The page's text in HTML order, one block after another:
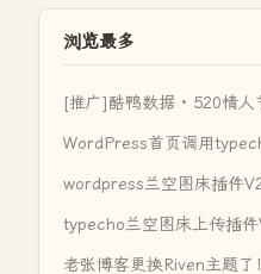
浏览最多
[推广]酷鸭数据 · 520情人
WordPress首页调用
wordpress兰空图床插件
typecho兰空图床上传插件
老张博客更换Riven主题了！